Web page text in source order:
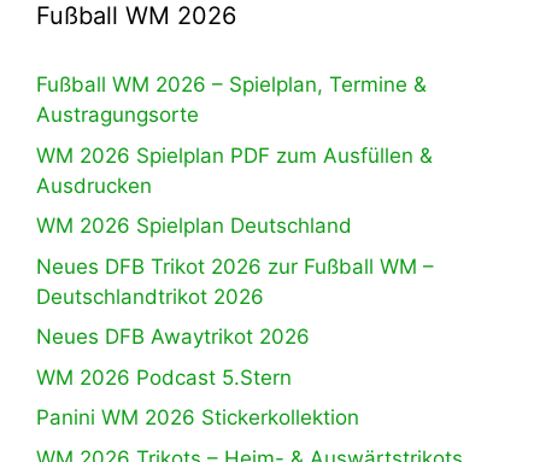
Fußball WM 2026
Fußball WM 2026 – Spielplan, Termine &
Austragungsorte
WM 2026 Spielplan PDF zum Ausfüllen &
Ausdrucken
WM 2026 Spielplan Deutschland
Neues DFB Trikot 2026 zur Fußball WM –
Deutschlandtrikot 2026
Neues DFB Awaytrikot 2026
WM 2026 Podcast 5.Stern
Panini WM 2026 Stickerkollektion